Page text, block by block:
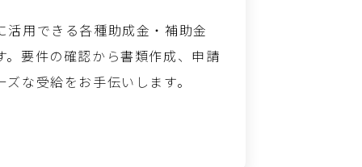
用できる各種助成金・補助金
要件の確認から書類作成、申請
な受給をお手伝いします。